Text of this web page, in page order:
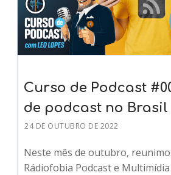
Curso de Podcast
de podcast no Brasil
24 DE OUTUBRO DE 2022
Neste mês de outubro,
Rádiofobia Podcast e